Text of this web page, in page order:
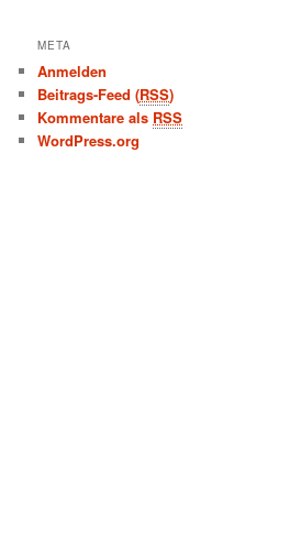
META
Anmelden
Beitrags-Feed (RSS)
Kommentare als RSS
WordPress.org